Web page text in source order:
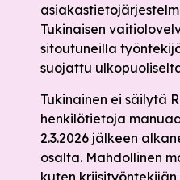
Tukinaisen
sitoutuneilla
suojattu
Tukinainen ei säilytä
henkilötietoja
2.3.2026 jälkeen
osalta. Mahdollinen
kuten kriisityöntekijän